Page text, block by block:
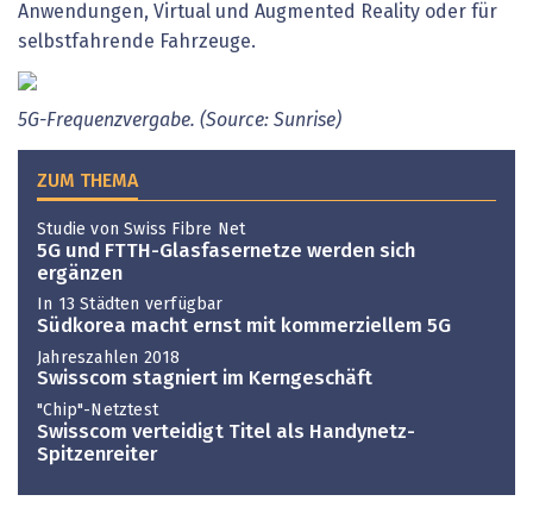
Anwendungen, Virtual und Augmented Reality oder für
selbstfahrende Fahrzeuge.
5G-Frequenzvergabe. (Source: Sunrise)
ZUM THEMA
Studie von Swiss Fibre Net
5G und FTTH-Glasfasernetze werden sich
ergänzen
In 13 Städten verfügbar
Südkorea macht ernst mit kommerziellem 5G
Jahreszahlen 2018
Swisscom stagniert im Kerngeschäft
"Chip"-Netztest
Swisscom verteidigt Titel als Handynetz-
Spitzenreiter